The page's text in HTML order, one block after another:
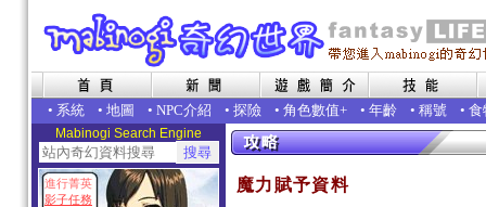
• 系統 • 地圖 • NPC介紹 • 探險 • 角色數值+ • 年齡 • 稱號 • 食
Mabinogi Search Engine
進行菁英
影子任務
魔力賦予資料